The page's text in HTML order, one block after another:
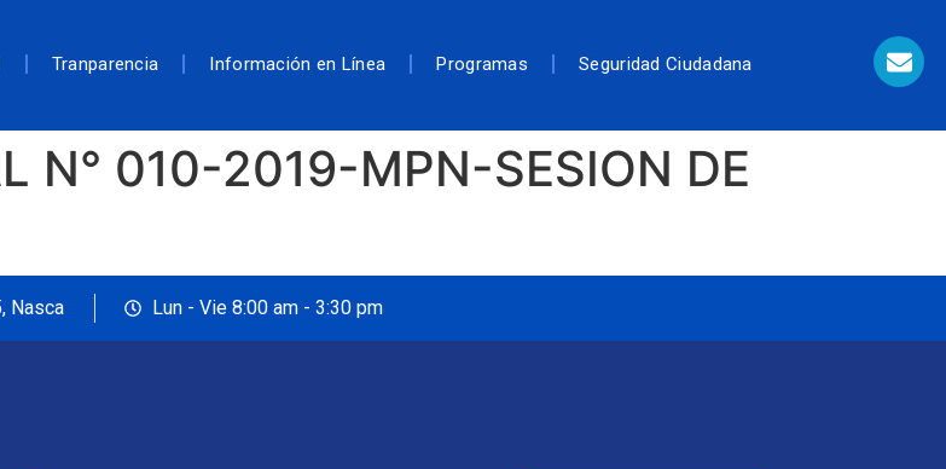
Tranparencia Información en Línea Programas Seguridad Ciudadana
N° 010-2019-MPN-SESION DE
Nasca Lun - Vie 8:00 am - 3:30 pm